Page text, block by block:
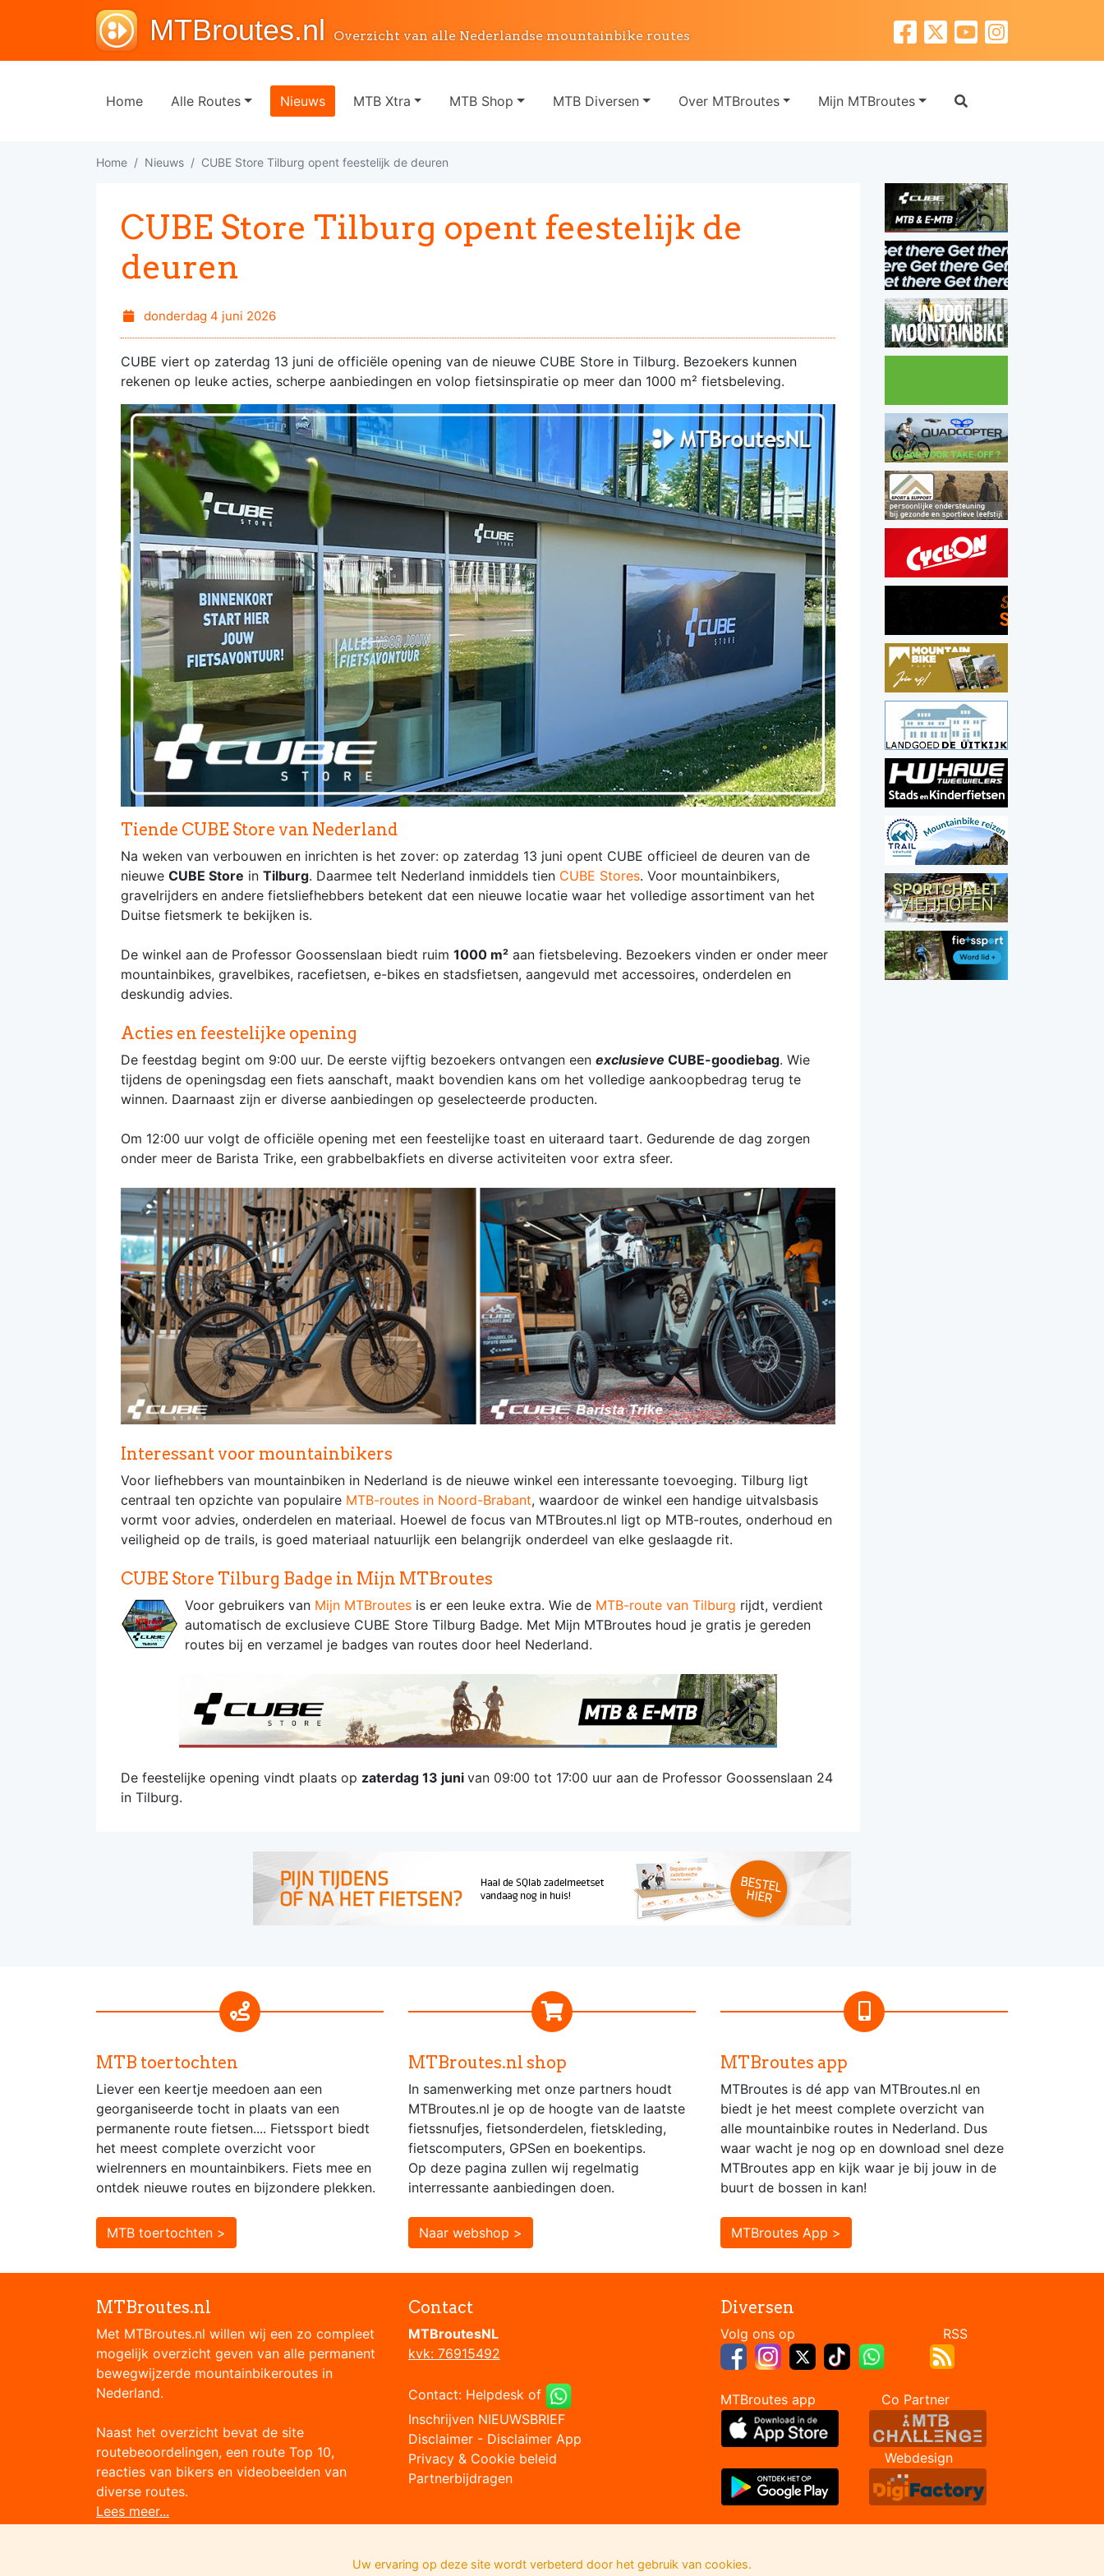
MTBroutes.nl Overzicht van alle Nederlandse mountainbike routes
Home Alle Routes Nieuws MTB Xtra MTB Shop MTB Diversen Over MTBroutes Mijn MTBroutes
Home Nieuws CUBE Store Tilburg opent feestelijk de deuren
CUBE Store Tilburg opent feestelijk de
deuren
donderdag 4 juni 2026
CUBE viert op zaterdag 13 juni de officiële opening van de nieuwe CUBE Store in Tilburg. Bezoekers kunnen
rekenen op leuke acties, scherpe aanbiedingen en volop fietsinspiratie op meer dan 1000 m² fietsbeleving.
Tiende CUBE Store van Nederland
Na weken van verbouwen en inrichten is het zover: op zaterdag 13 juni opent CUBE officieel de deuren van de
nieuwe CUBE Store in Tilburg. Daarmee telt Nederland inmiddels tien CUBE Stores. Voor mountainbikers,
gravelrijders en andere fietsliefhebbers betekent dat een nieuwe locatie waar het volledige assortiment van het
Duitse fietsmerk te bekijken is.
De winkel aan de Professor Goossenslaan biedt ruim 1000 m² aan fietsbeleving. Bezoekers vinden er onder meer
mountainbikes, gravelbikes, racefietsen, e-bikes en stadsfietsen, aangevuld met accessoires, onderdelen en
deskundig advies.
Acties en feestelijke opening
De feestdag begint om 9:00 uur. De eerste vijftig bezoekers ontvangen een exclusieve CUBE-goodiebag. Wie
tijdens de openingsdag een fiets aanschaft, maakt bovendien kans om het volledige aankoopbedrag terug te
winnen. Daarnaast zijn er diverse aanbiedingen op geselecteerde producten.
Om 12:00 uur volgt de officiële opening met een feestelijke toast en uiteraard taart. Gedurende de dag zorgen
onder meer de Barista Trike, een grabbelbakfiets en diverse activiteiten voor extra sfeer.
Interessant voor mountainbikers
Voor liefhebbers van mountainbiken in Nederland is de nieuwe winkel een interessante toevoeging. Tilburg ligt
centraal ten opzichte van populaire MTB-routes in Noord-Brabant, waardoor de winkel een handige uitvalsbasis
vormt voor advies, onderdelen en materiaal. Hoewel de focus van MTBroutes.nl ligt op MTB-routes, onderhoud en
veiligheid op de trails, is goed materiaal natuurlijk een belangrijk onderdeel van elke geslaagde rit.
CUBE Store Tilburg Badge in Mijn MTBroutes
Voor gebruikers van Mijn MTBroutes is er een leuke extra. Wie de MTB-route van Tilburg rijdt, verdient
automatisch de exclusieve CUBE Store Tilburg Badge. Met Mijn MTBroutes houd je gratis je gereden
routes bij en verzamel je badges van routes door heel Nederland.
De feestelijke opening vindt plaats op zaterdag 13 juni van 09:00 tot 17:00 uur aan de Professor Goossenslaan 24
in Tilburg.
MTB toertochten
Liever een keertje meedoen aan een
georganiseerde tocht in plaats van een
permanente route fietsen.... Fietssport biedt
het meest complete overzicht voor
wielrenners en mountainbikers. Fiets mee en
ontdek nieuwe routes en bijzondere plekken.
MTB toertochten >
MTBroutes.nl shop
In samenwerking met onze partners houdt
MTBroutes.nl je op de hoogte van de laatste
fietssnufjes, fietsonderdelen, fietskleding,
fietscomputers, GPSen en boekentips.
Op deze pagina zullen wij regelmatig
interressante aanbiedingen doen.
Naar webshop >
MTBroutes app
MTBroutes is dé app van MTBroutes.nl en
biedt je het meest complete overzicht van
alle mountainbike routes in Nederland. Dus
waar wacht je nog op en download snel deze
MTBroutes app en kijk waar je bij jouw in de
buurt de bossen in kan!
MTBroutes App >
MTBroutes.nl
Met MTBroutes.nl willen wij een zo compleet
mogelijk overzicht geven van alle permanent
bewegwijzerde mountainbikeroutes in
Nederland.
Naast het overzicht bevat de site
routebeoordelingen, een route Top 10,
reacties van bikers en videobeelden van
diverse routes.
Lees meer...
Contact
MTBroutesNL
kvk: 76915492
Contact: Helpdesk of
Inschrijven NIEUWSBRIEF
Disclaimer - Disclaimer App
Privacy & Cookie beleid
Partnerbijdragen
Diversen
Volg ons op RSS
MTBroutes app Co Partner
Webdesign
Uw ervaring op deze site wordt verbeterd door het gebruik van cookies.